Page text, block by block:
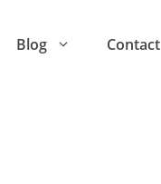
Blog Contact